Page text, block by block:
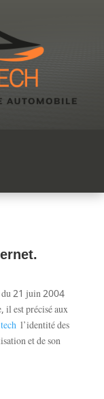
21 juin 2004
il est précisé aux
l’identité des
et de son